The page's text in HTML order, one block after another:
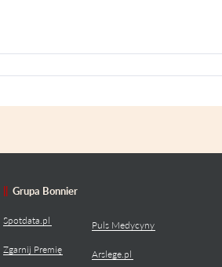
Grupa Bonnier
Spotdata.pl
Zgarnij Premię
Puls Medycyny
Arslege.pl